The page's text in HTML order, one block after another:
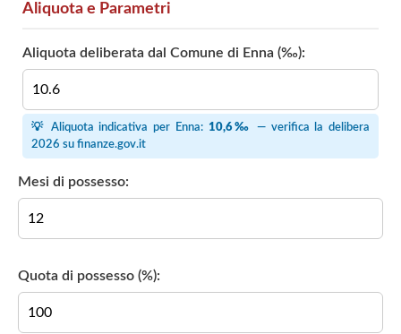
Aliquota e Parametri
Aliquota deliberata dal Comune di Enna (‰):
💡 Aliquota indicativa per Enna: 10,6‰
— verifica la delibera
2026 su finanze.gov.it
Mesi di possesso:
Quota di possesso (%):